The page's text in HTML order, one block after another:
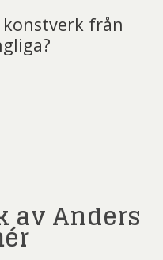
från
av Anders